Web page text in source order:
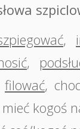
,
,
filować,
mieć kogoś